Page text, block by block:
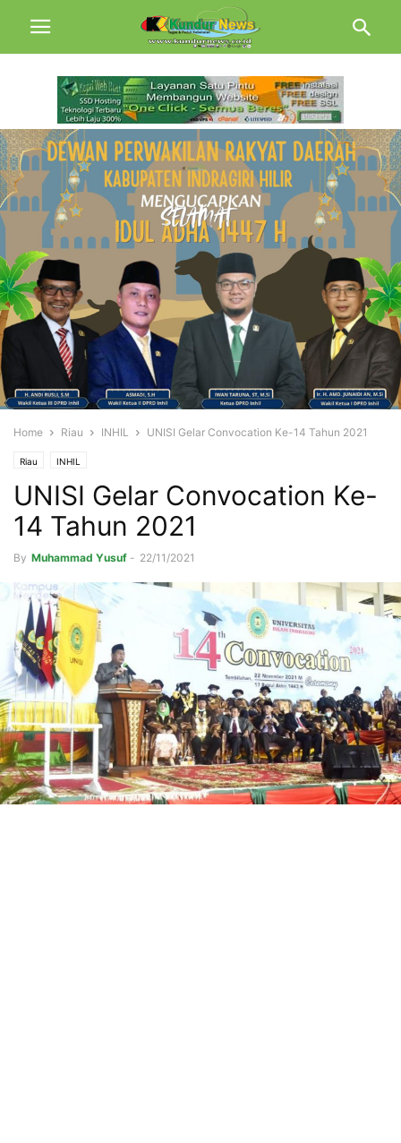
Home Riau INHIL UNISI Gelar Convocation Ke-14 Tahun 2021
Riau INHIL
UNISI Gelar Convocation Ke-
14 Tahun 2021
By Muhammad Yusuf - 22/11/2021